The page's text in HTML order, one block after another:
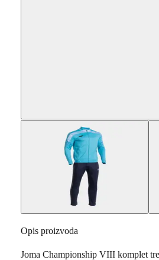
Opis proizvoda
Joma Championship VIII komplet